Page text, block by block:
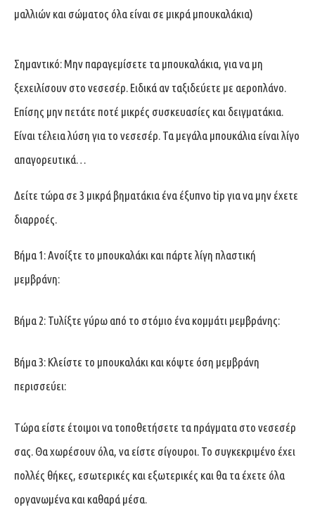
μαλλιών και σώματος όλα είναι σε μικρά μπουκαλάκια)
Σημαντικό: Μην παραγεμίσετε τα μπουκαλάκια, για να μη
ξεχειλίσουν στο νεσεσέρ. Ειδικά αν ταξιδεύετε με αεροπλάνο.
Επίσης μην πετάτε ποτέ μικρές συσκευασίες και δειγματάκια.
Είναι τέλεια λύση για το νεσεσέρ. Τα μεγάλα μπουκάλια είναι λίγο
απαγορευτικά…
Δείτε τώρα σε 3 μικρά βηματάκια ένα έξυπνο tip για να μην έχετε
διαρροές.
Βήμα 1: Ανοίξτε το μπουκαλάκι και πάρτε λίγη πλαστική
μεμβράνη:
Βήμα 2: Τυλίξτε γύρω από το στόμιο ένα κομμάτι μεμβράνης:
Βήμα 3: Κλείστε το μπουκαλάκι και κόψτε όση μεμβράνη
περισσεύει:
Τώρα είστε έτοιμοι να τοποθετήσετε τα πράγματα στο νεσεσέρ
σας. Θα χωρέσουν όλα, να είστε σίγουροι. Το συγκεκριμένο έχει
πολλές θήκες, εσωτερικές και εξωτερικές και θα τα έχετε όλα
οργανωμένα και καθαρά μέσα.